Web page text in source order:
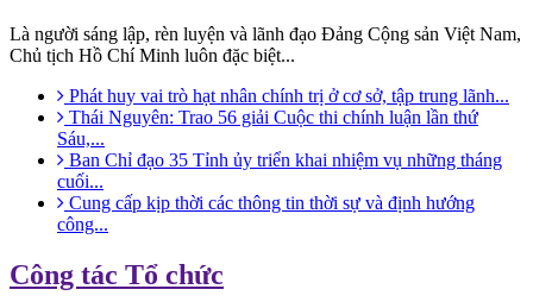
Là người sáng lập, rèn luyện và lãnh đạo Đảng Cộng sản Việt Nam,
Chủ tịch Hồ Chí Minh luôn đặc biệt...
Phát huy vai trò hạt nhân chính trị ở cơ sở, tập trung lãnh...
Thái Nguyên: Trao 56 giải Cuộc thi chính luận lần thứ
Sáu,...
Ban Chỉ đạo 35 Tỉnh ủy triển khai nhiệm vụ những tháng
cuối...
Cung cấp kịp thời các thông tin thời sự và định hướng
công...
Công tác Tổ chức